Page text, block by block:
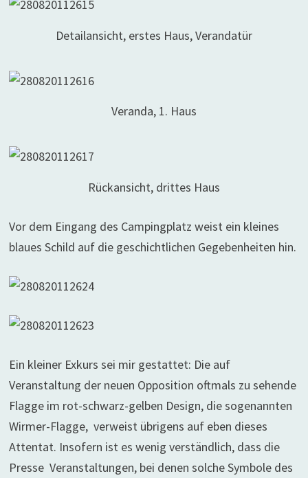
Detailansicht, erstes Haus, Verandatür
Veranda, 1. Haus
Rückansicht, drittes Haus
Vor dem Eingang des Campingplatz weist ein kleines
blaues Schild auf die geschichtlichen Gegebenheiten hin.
Ein kleiner Exkurs sei mir gestattet: Die auf
Veranstaltung der neuen Opposition oftmals zu sehende
Flagge im rot-schwarz-gelben Design, die sogenannten
Wirmer-Flagge, verweist übrigens auf eben dieses
Attentat. Insofern ist es wenig verständlich, dass die
Presse Veranstaltungen, bei denen solche Symbole des